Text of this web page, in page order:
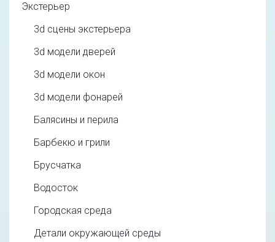
Экстерьер
3d cцены экстерьера
3d модели дверей
3d модели окон
3d модели фонарей
Балясины и перила
Барбекю и грили
Брусчатка
Водосток
Городская среда
Детали окружающей среды